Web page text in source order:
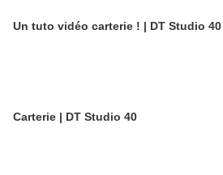
Un tuto vidéo carterie ! | DT Studio 40
Carterie | DT Studio 40